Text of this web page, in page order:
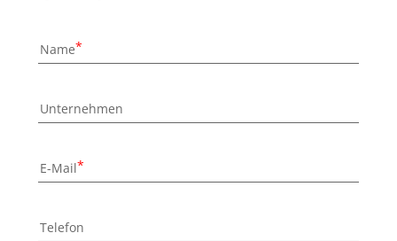
Name
Unternehmen
E-Mail
Telefon